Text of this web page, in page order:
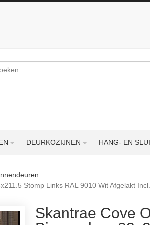
DEURKOZIJNEN HANG- EN
Stomp Links RAL 9010 Wit Afgelakt
Skantrae Cove